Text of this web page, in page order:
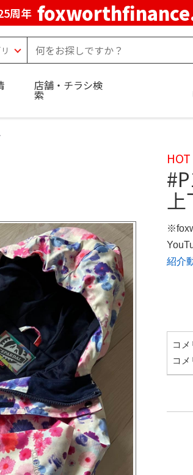
周年
店舗・チラシ検
索
上
紹介
コ
コメ